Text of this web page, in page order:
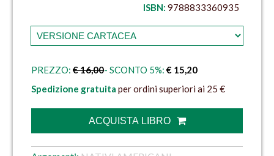
ISBN: 9788833360935
PREZZO: € 16,00- SCONTO 5%: € 15,20
Spedizione gratuita per ordini superiori ai 25 €
ACQUISTA LIBRO